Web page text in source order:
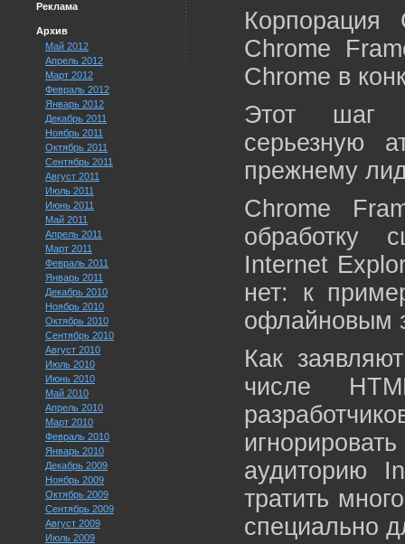
Реклама
Архив
Май 2012
Апрель 2012
Март 2012
Февраль 2012
Январь 2012
Декабрь 2011
Ноябрь 2011
Октябрь 2011
Сентябрь 2011
Август 2011
Июль 2011
Июнь 2011
Май 2011
Апрель 2011
Март 2011
Февраль 2011
Январь 2011
Декабрь 2010
Ноябрь 2010
Октябрь 2010
Сентябрь 2010
Август 2010
Июль 2010
Июнь 2010
Май 2010
Апрель 2010
Март 2010
Февраль 2010
Январь 2010
Декабрь 2009
Ноябрь 2009
Октябрь 2009
Сентябрь 2009
Август 2009
Июль 2009
Корпорация
Chrome
Chrome в
Этот шаг
серьезную
прежнему
Chrome
обработку
Internet
нет: к
офлайновым
Как
числе
аудиторию
тратить
специально